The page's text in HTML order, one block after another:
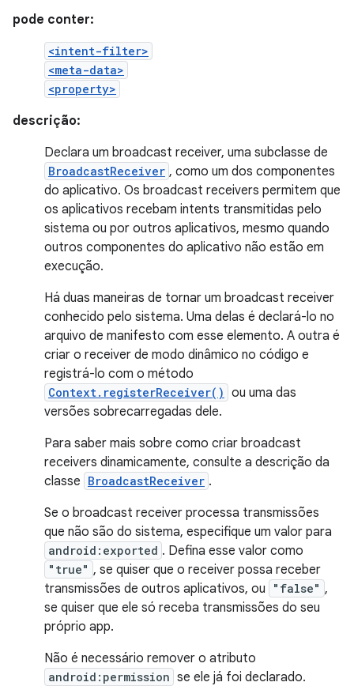
pode conter:
<intent-filter>
<meta-data>
<property>
descrição:
Declara um broadcast receiver, uma subclasse de
BroadcastReceiver , como um dos componentes
do aplicativo. Os broadcast receivers permitem que
os aplicativos recebam intents transmitidas pelo
sistema ou por outros aplicativos, mesmo quando
outros componentes do aplicativo não estão em
execução.
Há duas maneiras de tornar um broadcast receiver
conhecido pelo sistema. Uma delas é declará-lo no
arquivo de manifesto com esse elemento. A outra é
criar o receiver de modo dinâmico no código e
registrá-lo com o método
Context.registerReceiver() ou uma das
versões sobrecarregadas dele.
Para saber mais sobre como criar broadcast
receivers dinamicamente, consulte a descrição da
classe BroadcastReceiver .
Se o broadcast receiver processa transmissões
que não são do sistema, especifique um valor para
android:exported . Defina esse valor como
"true" , se quiser que o receiver possa receber
transmissões de outros aplicativos, ou
"false" ,
se quiser que ele só receba transmissões do seu
próprio app.
Não é necessário remover o atributo
android:permission se ele já foi declarado.